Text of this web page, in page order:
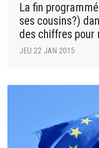
La fin
ses cousins?)
des chiffres pour
JEU 22 JAN 2015